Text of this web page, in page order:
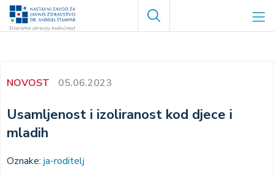
Skoči
Search
NOVOST 05.06.2023
Usamljenost i izoliranost kod djece i
mladih
Oznake: ja-roditelj